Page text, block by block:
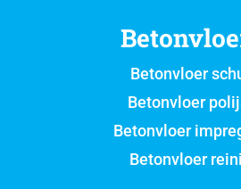
Betonvloer
Betonvloer
Betonvloer
Betonvloer